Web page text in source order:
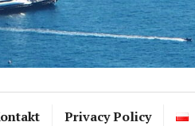
Privacy Policy